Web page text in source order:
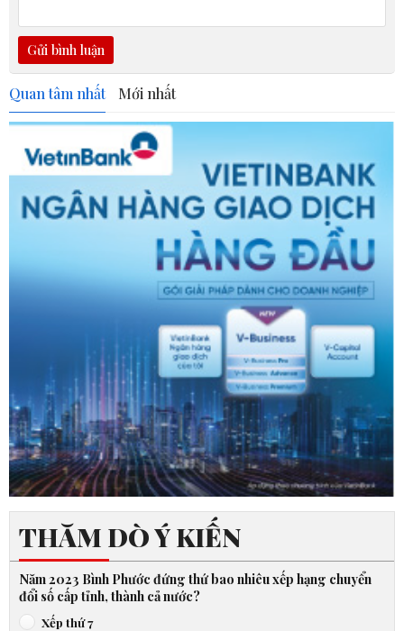
Gửi bình luận
Quan tâm nhất Mới nhất
THĂM DÒ Ý KIẾN
Năm 2023 Bình Phước đứng thứ bao nhiêu xếp hạng chuyển
đổi số cấp tỉnh, thành cả nước?
Xếp thứ 7